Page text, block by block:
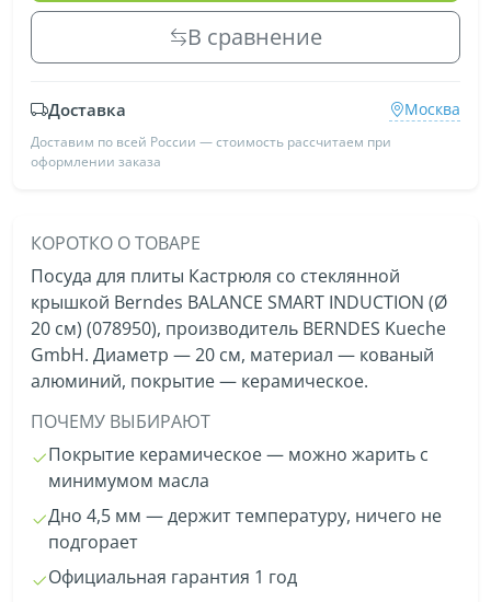
В сравнение
Доставка Москва
Доставим по всей России — стоимость рассчитаем при
оформлении заказа
КОРОТКО О ТОВАРЕ
Посуда для плиты Кастрюля со стеклянной
крышкой Berndes BALANCE SMART INDUCTION (Ø
20 см) (078950), производитель BERNDES Kueche
GmbH. Диаметр — 20 см, материал — кованый
алюминий, покрытие — керамическое.
ПОЧЕМУ ВЫБИРАЮТ
Покрытие керамическое — можно жарить с
минимумом масла
Дно 4,5 мм — держит температуру, ничего не
подгорает
Официальная гарантия 1 год